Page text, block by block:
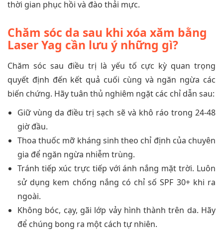
thời gian phục hồi và đào thải mực.
Chăm sóc da sau khi xóa xăm bằng
Laser Yag cần lưu ý những gì?
Chăm sóc sau điều trị là yếu tố cực kỳ quan trọng
quyết định đến kết quả cuối cùng và ngăn ngừa các
biến chứng. Hãy tuân thủ nghiêm ngặt các chỉ dẫn sau:
Giữ vùng da điều trị sạch sẽ và khô ráo trong 24-48
giờ đầu.
Thoa thuốc mỡ kháng sinh theo chỉ định của chuyên
gia để ngăn ngừa nhiễm trùng.
Tránh tiếp xúc trực tiếp với ánh nắng mặt trời. Luôn
sử dụng kem chống nắng có chỉ số SPF 30+ khi ra
ngoài.
Không bóc, cạy, gãi lớp vảy hình thành trên da. Hãy
để chúng bong ra một cách tự nhiên.